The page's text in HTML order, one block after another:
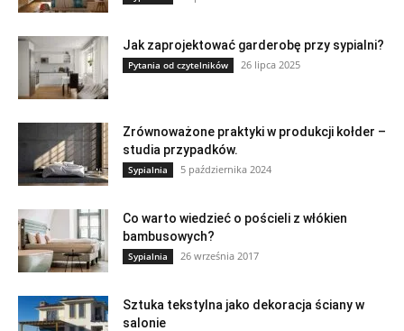
Jak zaprojektować garderobę przy sypialni?
Pytania od czytelników 26 lipca 2025
Zrównoważone praktyki w produkcji kołder –
studia przypadków.
Sypialnia 5 października 2024
Co warto wiedzieć o pościeli z włókien
bambusowych?
Sypialnia 26 września 2017
Sztuka tekstylna jako dekoracja ściany w
salonie